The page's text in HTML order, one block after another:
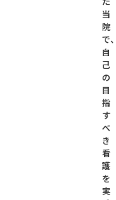
当
院
で
自
己
の
目
指
す
べ
き
看
護
を
実